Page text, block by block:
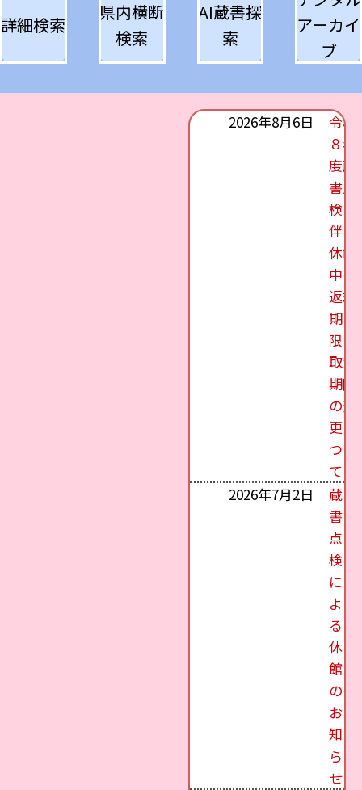
詳細検索
県内横断
検索
AI蔵書探
索
アーカイ
ブ
2026年8月6日
令和
８年
度蔵
書点
検に
伴う
休館
中の
返却
期
限・
取置
期限
の変
更に
つい
て
2026年7月2日
蔵
書
点
検
に
よ
る
休
館
の
お
知
ら
せ